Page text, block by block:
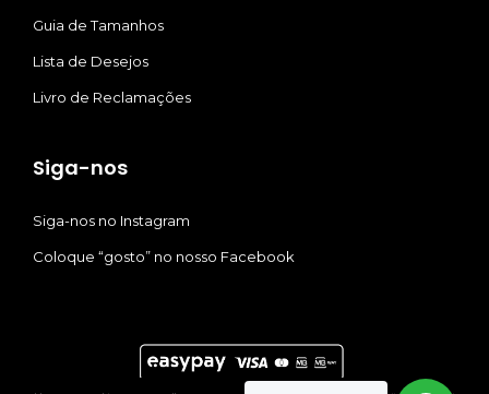
Guia de Tamanhos
Lista de Desejos
Livro de Reclamações
Siga-nos
Siga-nos no Instagram
Coloque “gosto” no nosso Facebook